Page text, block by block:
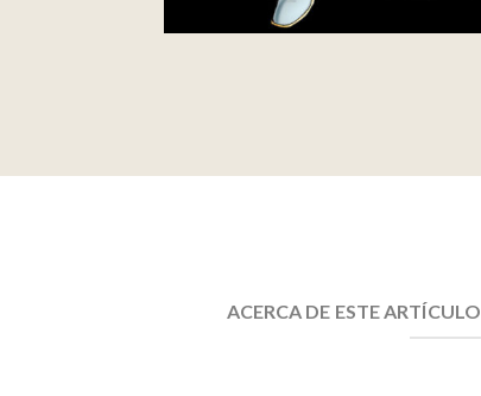
ACERCA DE ESTE ARTÍCULO